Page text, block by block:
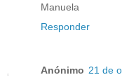
Manuela
Responder
Anónimo 21 de